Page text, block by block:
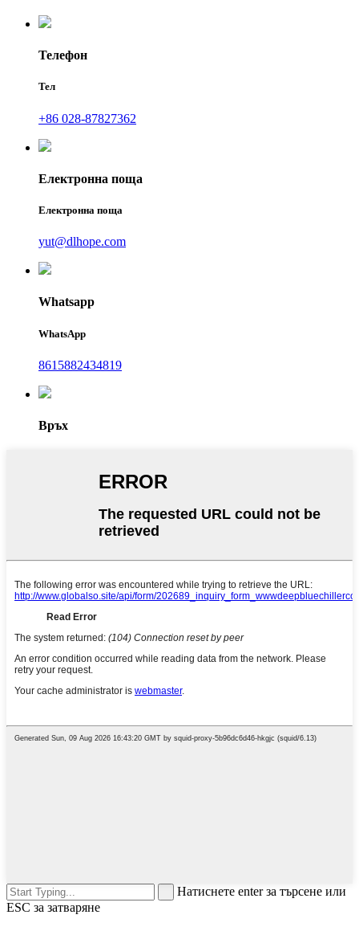
Телефон
Тел
+86 028-87827362
Електронна поща
Електронна поща
yut@dlhope.com
Whatsapp
WhatsApp
8615882434819
Връх
Натиснете enter за търсене или
ESC за затваряне